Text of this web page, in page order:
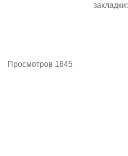
закладки:
Просмотров 1645